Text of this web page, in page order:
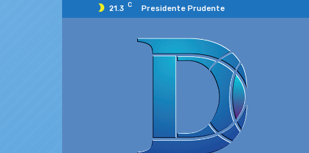
21.3 C Presidente Prudente